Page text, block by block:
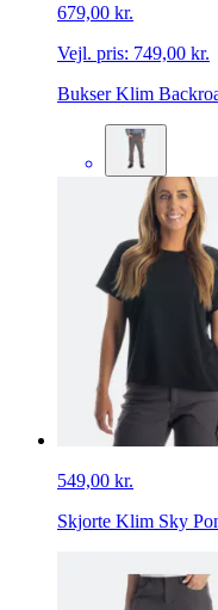
679,00 kr.
Vejl. pris: 749,00 kr.
Bukser Klim
549,00 kr.
Skjorte Klim Sky